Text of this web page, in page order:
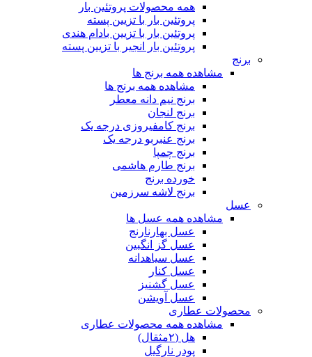
همه محصولات پروتئین بار
پروتئین بار با تزیین پسته
پروتئین بار با تزیین بادام هندی
پروتئین بار انجیر با تزیین پسته
برنج
مشاهده همه برنج ها
مشاهده همه برنج ها
برنج نیم دانه معطر
برنج لنجان
برنج کامفیروزی درجه یک
برنج عنبربو درجه یک
برنج چمپا
برنج طارم هاشمی
خورده برنج
برنج لاشه سرزمین
عسل
مشاهده همه عسل ها
عسل بهارنارنج
عسل گز انگبین
عسل سیاهدانه
عسل کنار
عسل گشنیز
عسل آویشن
محصولات عطاری
مشاهده همه محصولات عطاری
هل (۲مثقال)
پودر نارگیل